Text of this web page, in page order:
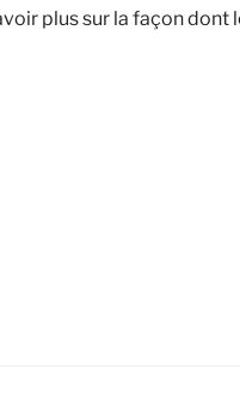
plus sur la façon